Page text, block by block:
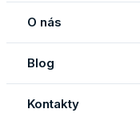
O nás
Blog
Kontakty